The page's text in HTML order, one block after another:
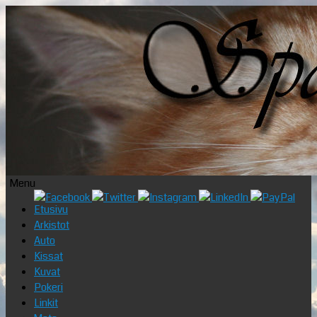
Menu
Skip
content
Etusivu
Arkistot
Auto
Kissat
Kuvat
Pokeri
Linkit